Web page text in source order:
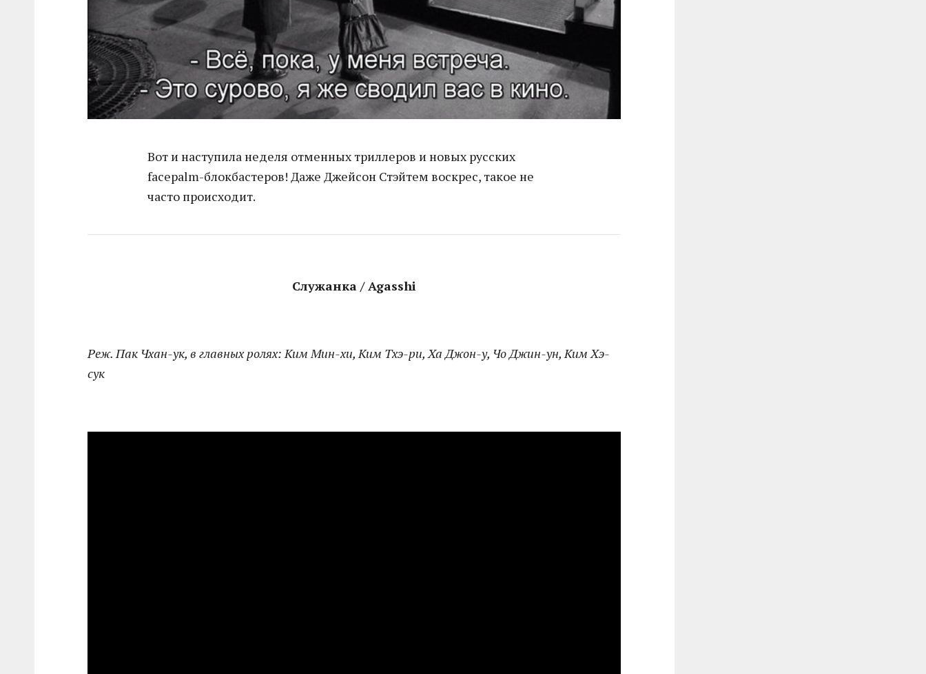
Вот и наступила неделя отменных триллеров и новых русских
facepalm-блокбастеров! Даже Джейсон Стэйтем воскрес, такое не
часто происходит.
Служанка / Agasshi
Реж. Пак Чхан-ук, в главных ролях: Ким Мин-хи, Ким Тхэ-ри, Ха Джон-у, Чо Джин-ун, Ким Хэ-
сук